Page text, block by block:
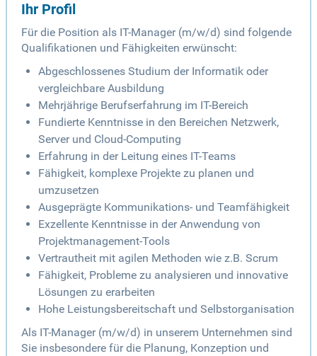
Ihr Profil
Für die Position als IT-Manager (m/w/d) sind folgende
Qualifikationen und Fähigkeiten erwünscht:
Abgeschlossenes Studium der Informatik oder
vergleichbare Ausbildung
Mehrjährige Berufserfahrung im IT-Bereich
Fundierte Kenntnisse in den Bereichen Netzwerk,
Server und Cloud-Computing
Erfahrung in der Leitung eines IT-Teams
Fähigkeit, komplexe Projekte zu planen und
umzusetzen
Ausgeprägte Kommunikations- und Teamfähigkeit
Exzellente Kenntnisse in der Anwendung von
Projektmanagement-Tools
Vertrautheit mit agilen Methoden wie z.B. Scrum
Fähigkeit, Probleme zu analysieren und innovative
Lösungen zu erarbeiten
Hohe Leistungsbereitschaft und Selbstorganisation
Als IT-Manager (m/w/d) in unserem Unternehmen sind
Sie insbesondere für die Planung, Konzeption und